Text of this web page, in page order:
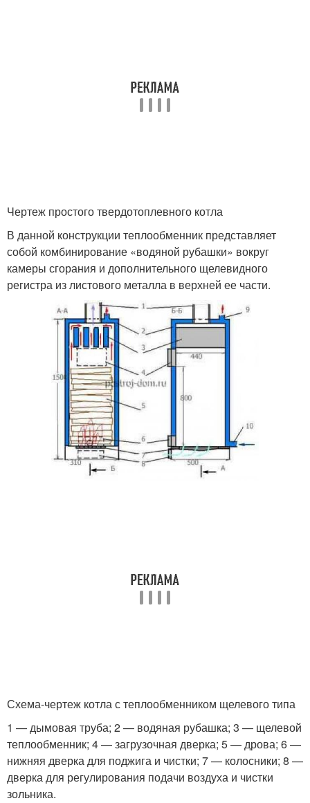
Чертеж простого твердотоплевного котла
В данной конструкции теплообменник представляет
собой комбинирование «водяной рубашки» вокруг
камеры сгорания и дополнительного щелевидного
регистра из листового металла в верхней ее части.
Схема-чертеж котла с теплообменником щелевого типа
1 — дымовая труба; 2 — водяная рубашка; 3 — щелевой
теплообменник; 4 — загрузочная дверка; 5 — дрова; 6 —
нижняя дверка для поджига и чистки; 7 — колосники; 8 —
дверка для регулирования подачи воздуха и чистки
зольника.